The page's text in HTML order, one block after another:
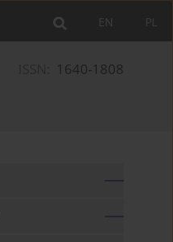
PL
EN
1640-1808